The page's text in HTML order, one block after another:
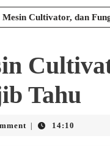
Mesin Cultivator, dan
Tahu
14:10